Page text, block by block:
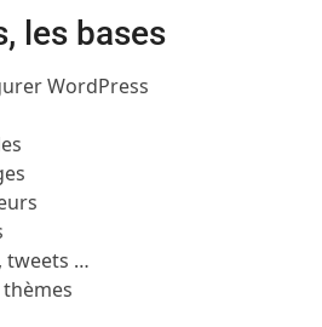
les bases
WordPress
tweets …